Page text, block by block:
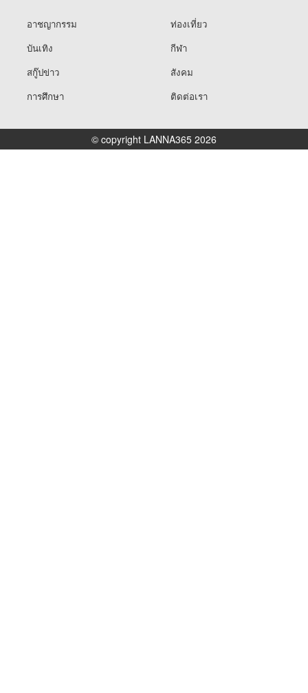
อาชญากรรม
ท่องเที่ยว
บันเทิง
กีฬา
สกู๊ปข่าว
สังคม
การศึกษา
ติดต่อเรา
© copyright LANNA365 2026